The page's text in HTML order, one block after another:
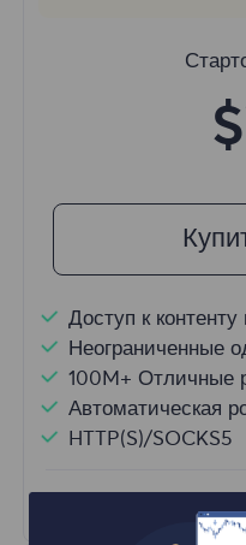
Доступ к
Неограниченные
100M+ Отличные
Автоматическая
HTTP(S)/SOCKS5